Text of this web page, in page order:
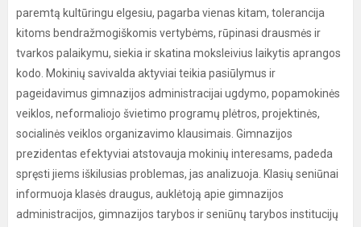
paremtą kultūringu elgesiu, pagarba vienas kitam, tolerancija
kitoms bendražmogiškomis vertybėms, rūpinasi drausmės ir
tvarkos palaikymu, siekia ir skatina moksleivius laikytis aprangos
kodo. Mokinių savivalda aktyviai teikia pasiūlymus ir
pageidavimus gimnazijos administracijai ugdymo, popamokinės
veiklos, neformaliojo švietimo programų plėtros, projektinės,
socialinės veiklos organizavimo klausimais. Gimnazijos
prezidentas efektyviai atstovauja mokinių interesams, padeda
spręsti jiems iškilusias problemas, jas analizuoja. Klasių seniūnai
informuoja klasės draugus, auklėtoją apie gimnazijos
administracijos, gimnazijos tarybos ir seniūnų tarybos institucijų